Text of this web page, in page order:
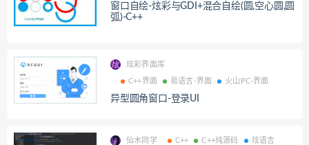
窗口自绘-炫彩与GDI+混合自绘(圆,空心圆,圆
弧)-C++
炫彩界面库
C++界面 易语言-界面 火山PC-界面
异型圆角窗口-登录UI
仙木同学 C++ C++纯源码 炫语言